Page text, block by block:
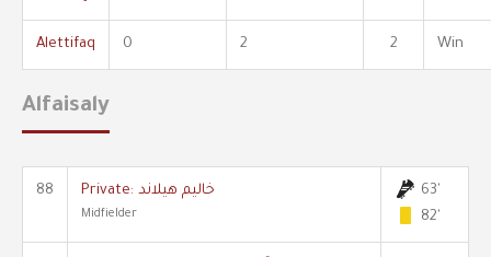
Alettifaq 0 2 2 Win
Alfaisaly
88 Private: خاليم هيلاند
Midfielder
63'
82'